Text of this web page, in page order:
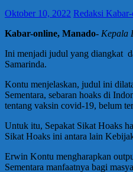
Oktober 10, 2022 Redaksi
Kabar-online, Manado- Kepala
Ini menjadi judul yang diangkat
Samarinda.
Kontu menjelaskan, judul ini
Sementara, sebaran hoaks di
tentang vaksin covid-19, belum
Untuk itu, Sepakat Sikat Hoaks
Sikat Hoaks ini antara lain
Erwin Kontu mengharapkan
Sementara manfaatnya bagi